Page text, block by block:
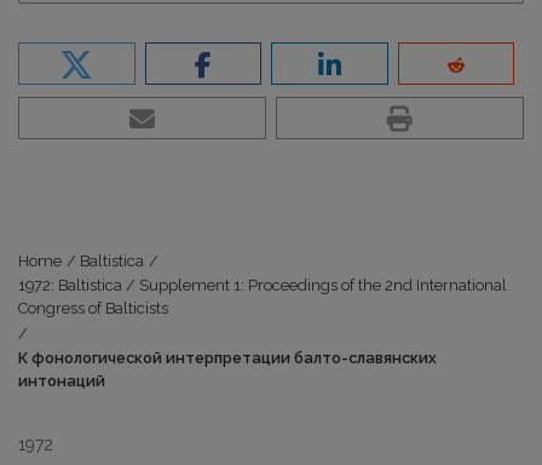
Home / Baltistica /
1972: Baltistica / Supplement 1: Proceedings of the 2nd International
Congress of Balticists
/
К фонологической интерпретации балто-славянских
интонаций
1972